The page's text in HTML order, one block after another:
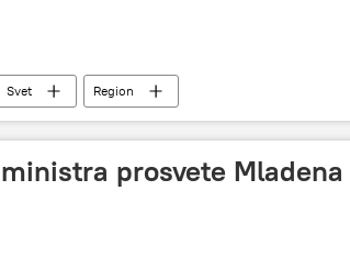
Svet Region
prosvete Mladena